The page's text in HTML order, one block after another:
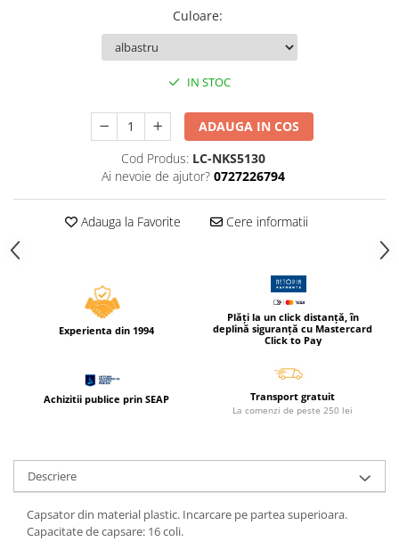
Caiete si blocuri pentru desen
Caiete incepatori Tip I, II, III
Caiete speciale
Hartie glacee
Etichete scolare
Acuarele, guase, tempera si
Accesorii pictura
Creioane
Creioane colorate
Creioane mecanice si rezerve
Stilouri
Radiere
Creta scolara
Culoare:
IN STOC
ADAUGA IN COS
Cod Produs: LC-NKS5130
Ai nevoie de ajutor? 0727226794
Adauga la Favorite Cere informatii
Experienta din 1994
Plăți la un click distanță, în
deplină siguranță cu Mastercard
Click to Pay
Achizitii publice prin SEAP Transport gratuit
La comenzi de peste 250 lei
Descriere
Capsator din material plastic. Incarcare pe partea superioara.
Capacitate de capsare: 16 coli.